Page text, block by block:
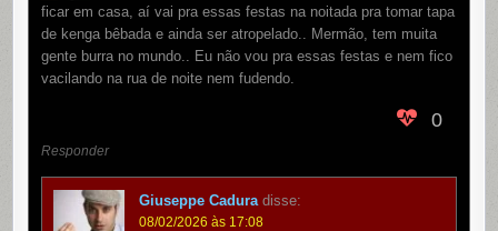
ficar em casa, aí vai pra essas festas na noitada pra tomar tapa
de kenga bêbada e ainda ser atropelado.. Mermão, tem muita
gente burra no mundo.. Eu não vou pra essas festas e nem fico
vacilando na rua de noite nem fudendo.
0
Responder
Giuseppe Cadura disse:
08/02/2026 às 17:08